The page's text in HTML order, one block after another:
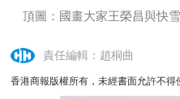
頂圖：國畫大家王榮昌與快
責任編輯：趙桐曲
香港商報版權所有，未經書面允許不得